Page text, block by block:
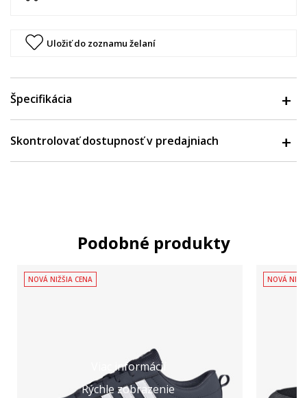
Uložiť do zoznamu želaní
Špecifikácia
Skontrolovať dostupnosť v predajniach
Podobné produkty
Viac informácií
Rýchle zobrazenie
NOVÁ NIŽŠIA CENA NOVÁ